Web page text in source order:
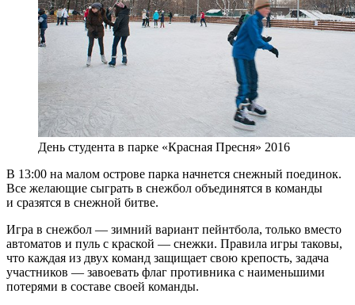
День студента в парке «Красная Пресня» 2016
В 13:00 на малом острове парка начнется снежный поединок.
Все желающие сыграть в снежбол объединятся в команды
и сразятся в снежной битве.
Игра в снежбол — зимний вариант пейнтбола, только вместо
автоматов и пуль с краской — снежки. Правила игры таковы,
что каждая из двух команд защищает свою крепость, задача
участников — завоевать флаг противника с наименьшими
потерями в составе своей команды.